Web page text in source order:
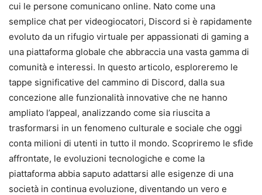
cui le persone comunicano online. Nato come una
semplice chat per videogiocatori, Discord si è rapidamente
evoluto da un rifugio virtuale per appassionati di gaming a
una piattaforma globale che abbraccia una vasta gamma di
comunità e interessi. In questo articolo, esploreremo le
tappe significative del cammino di Discord, dalla sua
concezione alle funzionalità innovative che ne hanno
ampliato l’appeal, analizzando come sia riuscita a
trasformarsi in un fenomeno culturale e sociale che oggi
conta milioni di utenti in tutto il mondo. Scopriremo le sfide
affrontate, le evoluzioni tecnologiche e come la
piattaforma abbia saputo adattarsi alle esigenze di una
società in continua evoluzione, diventando un vero e